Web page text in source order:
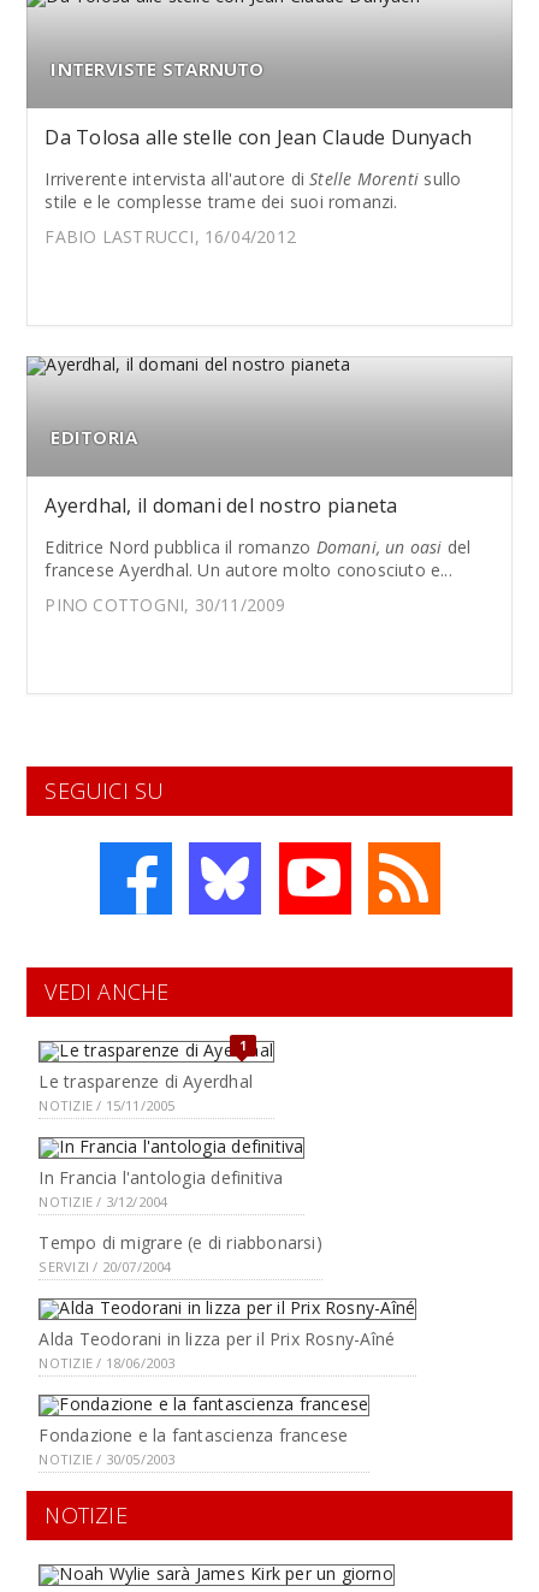
INTERVISTE STARNUTO
Da Tolosa alle stelle con Jean Claude Dunyach
Irriverente intervista all'autore diStelle Morenti sullo
stile e le complesse trame dei suoi romanzi.
FABIO LASTRUCCI, 16/04/2012
EDITORIA
Ayerdhal, il domani del nostro pianeta
Editrice Nord pubblica il romanzo Domani, un oasi del
francese Ayerdhal. Un autore molto conosciuto e...
PINO COTTOGNI, 30/11/2009
SEGUICI SU
VEDI ANCHE
1
Le trasparenze di Ayerdhal
NOTIZIE / 15/11/2005
In Francia l'antologia definitiva
NOTIZIE / 3/12/2004
Tempo di migrare (e di riabbonarsi)
SERVIZI / 20/07/2004
Alda Teodorani in lizza per il Prix Rosny-Aîné
NOTIZIE / 18/06/2003
Fondazione e la fantascienza francese
NOTIZIE / 30/05/2003
NOTIZIE